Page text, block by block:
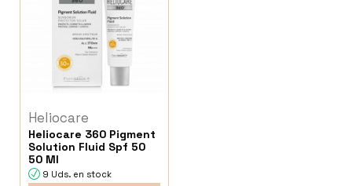
Heliocare
Heliocare 360 Pigment
Solution Fluid Spf 50
50 Ml
9 Uds. en stock